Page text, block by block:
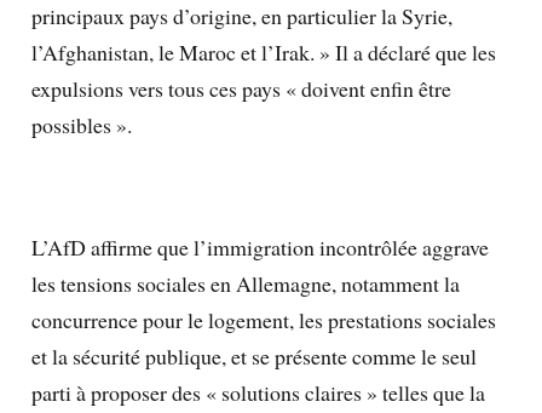
principaux pays d’origine, en particulier la Syrie,
l’Afghanistan, le Maroc et l’Irak. » Il a déclaré que les
expulsions vers tous ces pays « doivent enfin être
possibles ».
L’AfD affirme que l’immigration incontrôlée aggrave
les tensions sociales en Allemagne, notamment la
concurrence pour le logement, les prestations sociales
et la sécurité publique, et se présente comme le seul
parti à proposer des « solutions claires » telles que la